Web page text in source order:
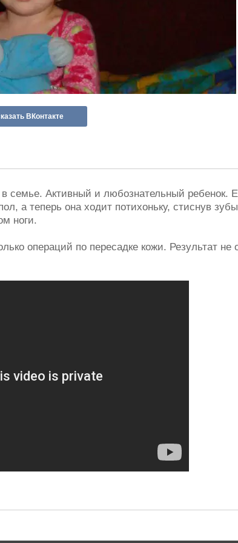
ВКонтакте
семье. Активный и любознательный ребенок.
а теперь она ходит потихоньку, стиснув
ноги.
операций по пересадке кожи. Результат